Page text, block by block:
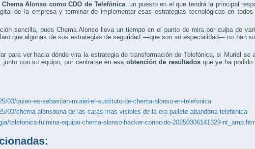
Alonso como CDO de Telefónica, un puesto en el que tendrá la principal
de la empresa y terminar de implementar esas estrategias tecnológicas en
sencilla, pues Chema Alonso lleva un tiempo en el punto de mira por culpa de
que algunas de sus estrategias de seguridad —que son su especialidad— no han
para ver hacia dónde vira la estrategia de transformación de Telefónica, si Muriel se
junto con su equipo, por centrarse en esa obtención de resultadosque ya ha podido
03/quien-es-sebastian-muriel-el-sustituto-de-chema-alonso-en-telefonica
03/chema-alonsouna-de-las-caras-mas-visibles-de-la-era-pallete-abandona-telefonica
telefonica-fulmina-equipo-chema-alonso-hacker-conocido-20250306141329-